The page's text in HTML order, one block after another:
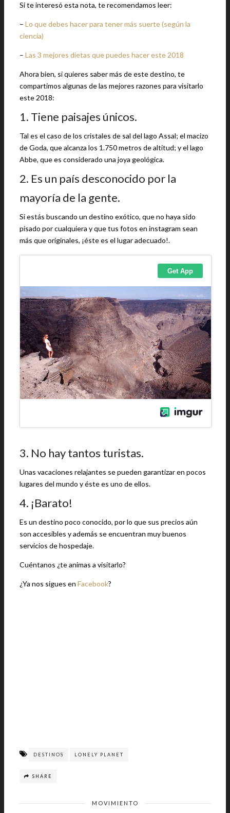
Si te interesó esta nota, te recomendamos leer:
– Lo que debes hacer para tener más suerte (según la
ciencia)
– Las 3 mejores dietas que puedes hacer este 2018
Ahora bien, si quieres saber más de este destino, te
compartimos algunas de las mejores razones para visitarlo
este 2018:
1. Tiene paisajes únicos.
Tal es el caso de los cristales de sal del lago Assal; el macizo
de Goda, que alcanza los 1.750 metros de altitud; y el lago
Abbe, que es considerado una joya geológica.
2. Es un país desconocido por la
mayoría de la gente.
Si estás buscando un destino exótico, que no haya sido
pisado por cualquiera y que tus fotos en instagram sean
más que originales, ¡éste es el lugar adecuado!.
3. No hay tantos turistas.
Unas vacaciones relajantes se pueden garantizar en pocos
lugares del mundo y éste es uno de ellos.
4. ¡Barato!
Es un destino poco conocido, por lo que sus precios aún
son accesibles y además se encuentran muy buenos
servicios de hospedaje.
Cuéntanos ¿te animas a visitarlo?
¿Ya nos sigues en Facebook?
DESTINOS LONELY PLANET
SHARE
MOVIMIENTO